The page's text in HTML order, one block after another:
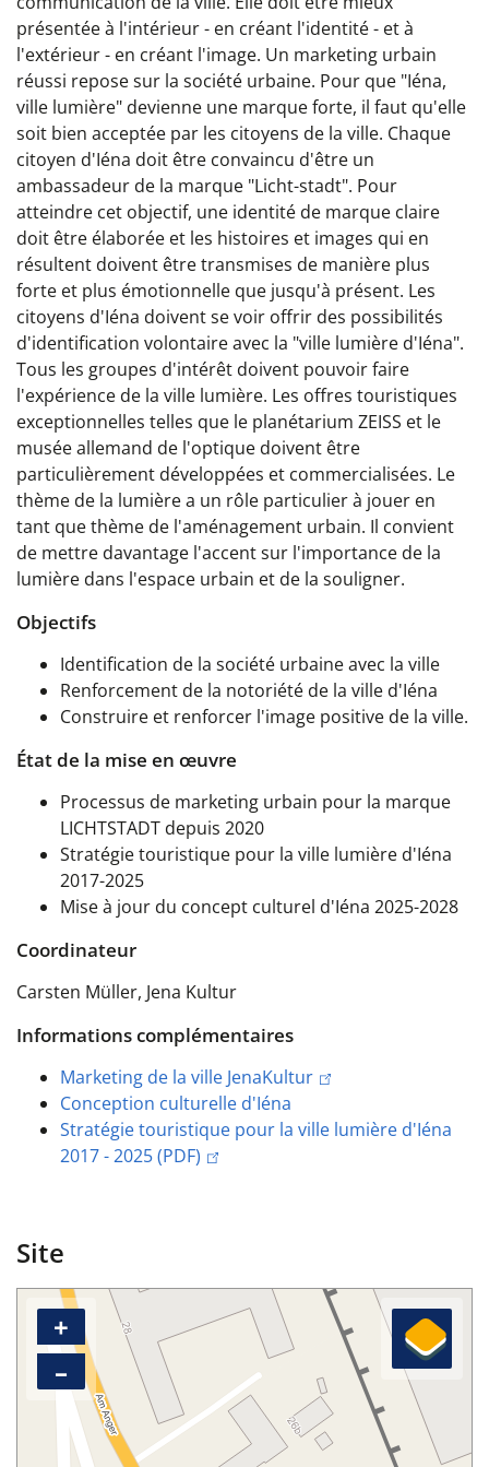
présentée à l'intérieur - en créant l'identité - et à
l'extérieur - en créant l'image. Un marketing urbain
réussi repose sur la société urbaine. Pour que "Iéna,
ville lumière" devienne une marque forte, il faut qu'elle
soit bien acceptée par les citoyens de la ville. Chaque
citoyen d'Iéna doit être convaincu d'être un
ambassadeur de la marque "Licht-stadt". Pour
atteindre cet objectif, une identité de marque claire
doit être élaborée et les histoires et images qui en
résultent doivent être transmises de manière plus
forte et plus émotionnelle que jusqu'à présent. Les
citoyens d'Iéna doivent se voir offrir des possibilités
d'identification volontaire avec la "ville lumière d'Iéna".
Tous les groupes d'intérêt doivent pouvoir faire
l'expérience de la ville lumière. Les offres touristiques
exceptionnelles telles que le planétarium ZEISS et le
musée allemand de l'optique doivent être
particulièrement développées et commercialisées. Le
thème de la lumière a un rôle particulier à jouer en
tant que thème de l'aménagement urbain. Il convient
de mettre davantage l'accent sur l'importance de la
lumière dans l'espace urbain et de la souligner.
Objectifs
Identification de la société urbaine avec la ville
Renforcement de la notoriété de la ville d'Iéna
Construire et renforcer l'image positive de la ville.
État de la mise en œuvre
Processus de marketing urbain pour la marque
LICHTSTADT depuis 2020
Stratégie touristique pour la ville lumière d'Iéna
2017-2025
Mise à jour du concept culturel d'Iéna 2025-2028
Coordinateur
Carsten Müller, Jena Kultur
Informations complémentaires
Marketing de la ville JenaKultur
Conception culturelle d'Iéna
Stratégie touristique pour la ville lumière d'Iéna
2017 - 2025 (PDF)
Site
+
–